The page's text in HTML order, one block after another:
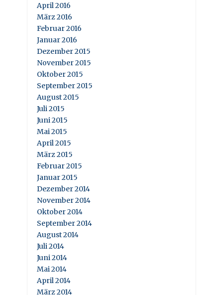
April 2016
März 2016
Februar 2016
Januar 2016
Dezember 2015
November 2015
Oktober 2015
September 2015
August 2015
Juli 2015
Juni 2015
Mai 2015
April 2015
März 2015
Februar 2015
Januar 2015
Dezember 2014
November 2014
Oktober 2014
September 2014
August 2014
Juli 2014
Juni 2014
Mai 2014
April 2014
März 2014